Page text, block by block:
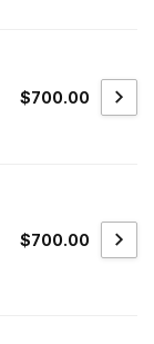
$700.00
$700.00